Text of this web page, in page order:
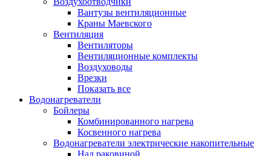
Вантузы вентиляционные
Краны Маевского
Вентиляция
Вентиляторы
Вентиляционные комплекты
Воздуховоды
Врезки
Показать все
Водонагреватели
Бойлеры
Комбинированного нагрева
Косвенного нагрева
Водонагреватели электрические накопительные
Над раковиной